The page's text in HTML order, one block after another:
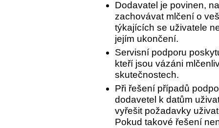
Dodavatel je povinen,
zachovávat mlčení o
týkajících se uživatele
jejím ukončení.
Servisní podporu
kteří jsou vázáni
skutečnostech.
Při řešení případů
dodavetel k datům
vyřešit požadavky
Pokud takové řešení